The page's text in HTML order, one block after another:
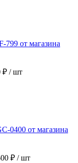
₽ / шт
₽ / шт